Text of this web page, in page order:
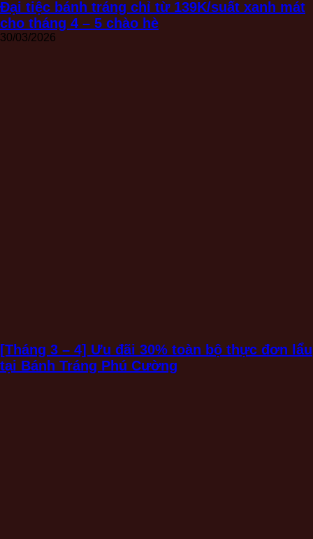
Đại tiệc bánh tráng chỉ từ 139K/suất xanh mát
cho tháng 4 – 5 chào hè
30/03/2026
[Tháng 3 – 4] Ưu đãi 30% toàn bộ thực đơn lẩu
tại Bánh Tráng Phú Cường